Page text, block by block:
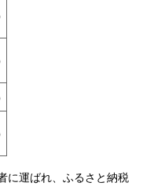
に運ばれ、ふるさと納税